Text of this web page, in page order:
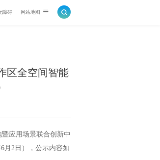
障碍 网站地图
区全空间智能
应用场景联合创新中
月2日），公示内容如